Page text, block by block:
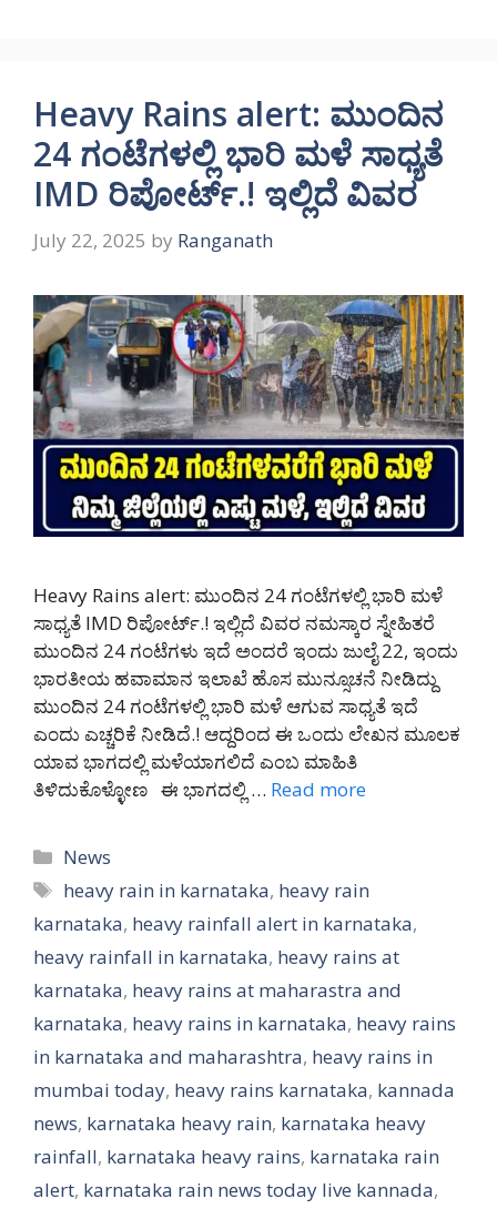
Heavy Rains alert: ಮುಂದಿನ
24 ಗಂಟೆಗಳಲ್ಲಿ ಭಾರಿ ಮಳೆ ಸಾಧ್ಯತೆ
IMD ರಿಪೋರ್ಟ್.! ಇಲ್ಲಿದೆ ವಿವರ
July 22, 2025 by Ranganath
Heavy Rains alert: ಮುಂದಿನ 24 ಗಂಟೆಗಳಲ್ಲಿ ಭಾರಿ ಮಳೆ
ಸಾಧ್ಯತೆ IMD ರಿಪೋರ್ಟ್.! ಇಲ್ಲಿದೆ ವಿವರ ನಮಸ್ಕಾರ ಸ್ನೇಹಿತರೆ
ಮುಂದಿನ 24 ಗಂಟೆಗಳು ಇದೆ ಅಂದರೆ ಇಂದು ಜುಲೈ 22, ಇಂದು
ಭಾರತೀಯ ಹವಾಮಾನ ಇಲಾಖೆ ಹೊಸ ಮುನ್ಸೂಚನೆ ನೀಡಿದ್ದು
ಮುಂದಿನ 24 ಗಂಟೆಗಳಲ್ಲಿ ಭಾರಿ ಮಳೆ ಆಗುವ ಸಾಧ್ಯತೆ ಇದೆ
ಎಂದು ಎಚ್ಚರಿಕೆ ನೀಡಿದೆ.! ಆದ್ದರಿಂದ ಈ ಒಂದು ಲೇಖನ ಮೂಲಕ
ಯಾವ ಭಾಗದಲ್ಲಿ ಮಳೆಯಾಗಲಿದೆ ಎಂಬ ಮಾಹಿತಿ
ತಿಳಿದುಕೊಳ್ಳೋಣ ಈ ಭಾಗದಲ್ಲಿ … Read more
Categories
News
Tags
heavy rain in karnataka, heavy rain
karnataka, heavy rainfall alert in karnataka,
heavy rainfall in karnataka, heavy rains at
karnataka, heavy rains at maharastra and
karnataka, heavy rains in karnataka, heavy rains
in karnataka and maharashtra, heavy rains in
mumbai today, heavy rains karnataka, kannada
news, karnataka heavy rain, karnataka heavy
rainfall, karnataka heavy rains, karnataka rain
alert, karnataka rain news today live kannada,